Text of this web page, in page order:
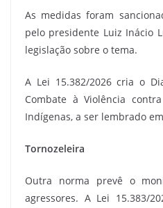
As medidas foram
pelo presidente Luiz Inácio
legislação sobre o tema.
A Lei 15.382/2026 cria o
Combate à Violência
Indígenas, a ser lembrado
Tornozeleira
Outra norma prevê o
agressores. A Lei 15.383/